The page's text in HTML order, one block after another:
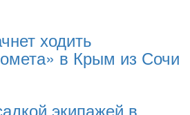
ходить
в Крым из Сочи
экипажей в